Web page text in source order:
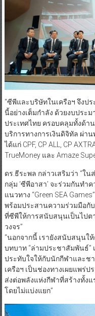
“ซีพีและบริษัทในเครือฯ จึง
นี้อย่างเต็มกำลัง ด้วยงบประ
ประเทศไทย ครอบคลุมทั้งด้า
บริการทางการเงินดิจิทัล ผ่า
ได้แก่ CPF, CP ALL, CP
TrueMoney และ Amaze
ดร.ธีระพล กล่าวเสริมว่า “ใน
กลุ่ม ‘ซีพีอาสา’ จะร่วมกันทำ
แนวทาง “Green SEA
พร้อมประสานความร่วมมือกั
ที่ซีพีให้การสนับสนุนเป็นไปตา
วงจร”
“นอกจากนี้ เรายังสนับสนุนใ
บทบาท “ล่ามประชาสัมพันธ์”
ประทับใจให้กับนักกีฬาและช
เครือฯ เป็นช่องทางเผยแพร่
ส่งต่อพลังแห่งกีฬาที่สร้างทั้ง
โดยไม่แบ่งแยก”